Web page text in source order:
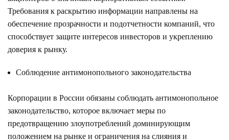
Требования к раскрытию информации направлены на
обеспечение прозрачности и подотчетности компаний, что
способствует защите интересов инвесторов и укреплению
доверия к рынку.
Соблюдение антимонопольного законодательства
Корпорации в России обязаны соблюдать антимонопольное
законодательство, которое включает меры по
предотвращению злоупотреблений доминирующим
положением на рынке и ограничения на слияния и